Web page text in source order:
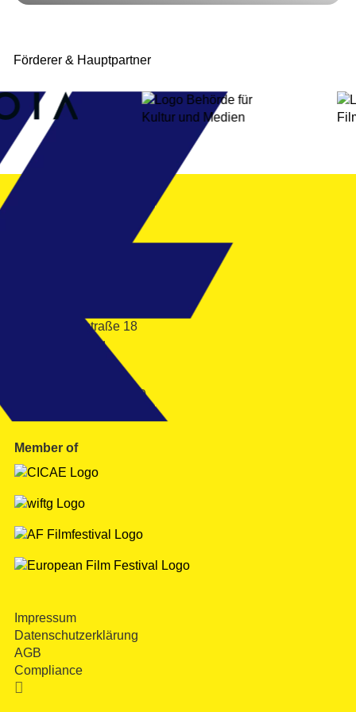
Förderer & Hauptpartner
Mönckebergstraße 18
20095 Hamburg
Tel. +49 40 399 19 00 0
Member of
Impressum
Datenschutzerklärung
AGB
Compliance
